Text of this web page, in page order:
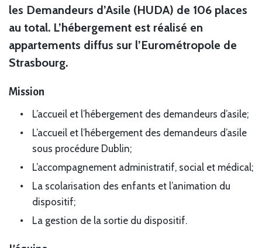
les Demandeurs d’Asile (HUDA) de 106 places
au total. L’hébergement est réalisé en
appartements diffus sur l’Eurométropole de
Strasbourg.
Mission
L’accueil et l’hébergement des demandeurs d’asile;
L’accueil et l’hébergement des demandeurs d’asile
sous procédure Dublin;
L’accompagnement administratif, social et médical;
La scolarisation des enfants et l’animation du
dispositif;
La gestion de la sortie du dispositif.